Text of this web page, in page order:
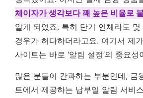
체이자가 생각보다 꽤 높은 비율로
알게 되었죠. 특히 단기 연체라도
경우가 허다하더라고요. 여기서 제
사이트는 바로 ‘알림 설정’의 중요성
많은 분들이 간과하는 부분인데, 금
트에서 제공하는 납부일 알림 서비